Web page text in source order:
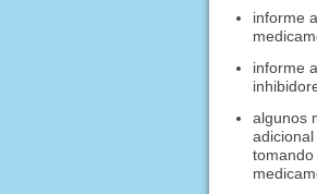
informe
informe
algunos